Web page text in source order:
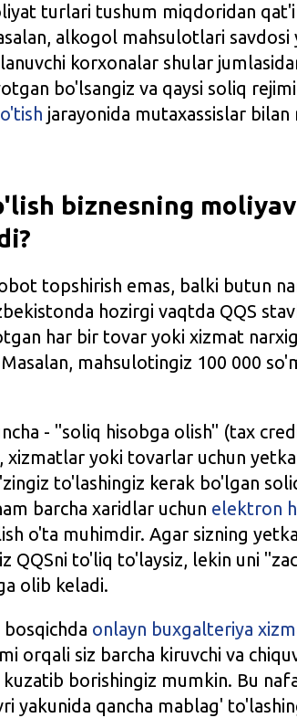
turlari tushum miqdoridan qat'i
alkogol mahsulotlari
korxonalar shular
bo'lsangiz va qaysi soliq
jarayonida mutaxassislar bilan
biznesning
topshirish emas, balki butun
hozirgi vaqtda QQS
har bir tovar yoki xizmat
mahsulotingiz 100 000
- "soliq hisobga olish" (tax
yoki tovarlar uchun
to'lashingiz kerak bo'lgan
barcha xaridlar uchun elektron
o'ta muhimdir. Agar sizning
QQSni to'liq to'laysiz, lekin uni
olib keladi.
onlayn buxgalteriya
orqali siz barcha kiruvchi va
borishingiz mumkin. Bu
yakunida qancha mablag'